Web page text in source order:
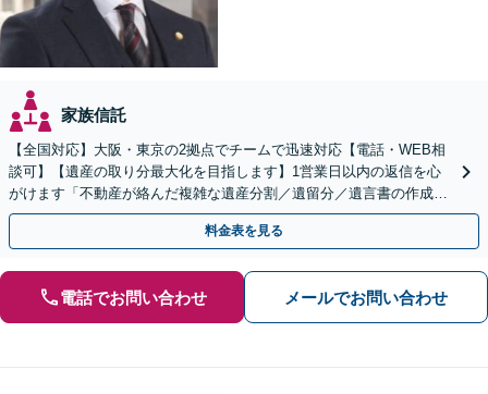
家族信託
【全国対応】大阪・東京の2拠点でチームで迅速対応【電話・WEB相
談可】【遺産の取り分最大化を目指します】1営業日以内の返信を心
がけます「不動産が絡んだ複雑な遺産分割／遺留分／遺言書の作成・
執行／事業承継など、お任せください」【休日相談あり】
料金表を見る
電話でお問い合わせ メールでお問い合わせ